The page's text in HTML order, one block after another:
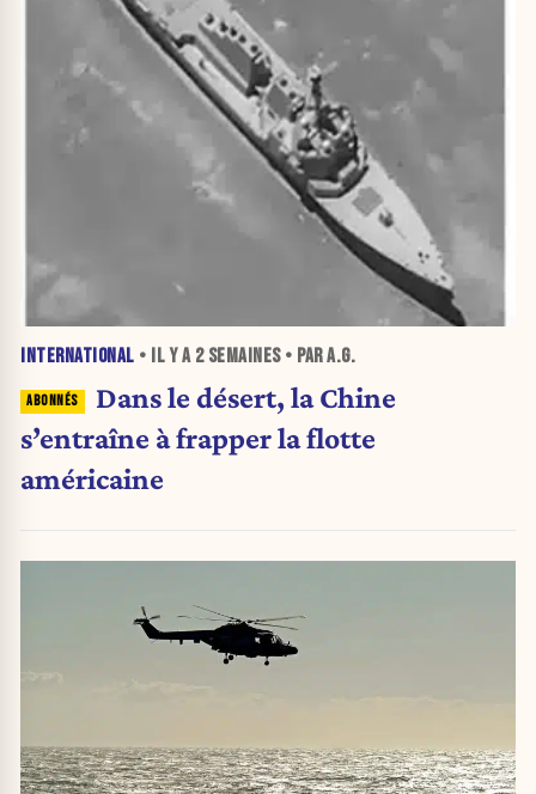
INTERNATIONAL • IL Y A 2 SEMAINES• PAR A.G.
Dans le désert, la Chine
s’entraîne à frapper la flotte
américaine